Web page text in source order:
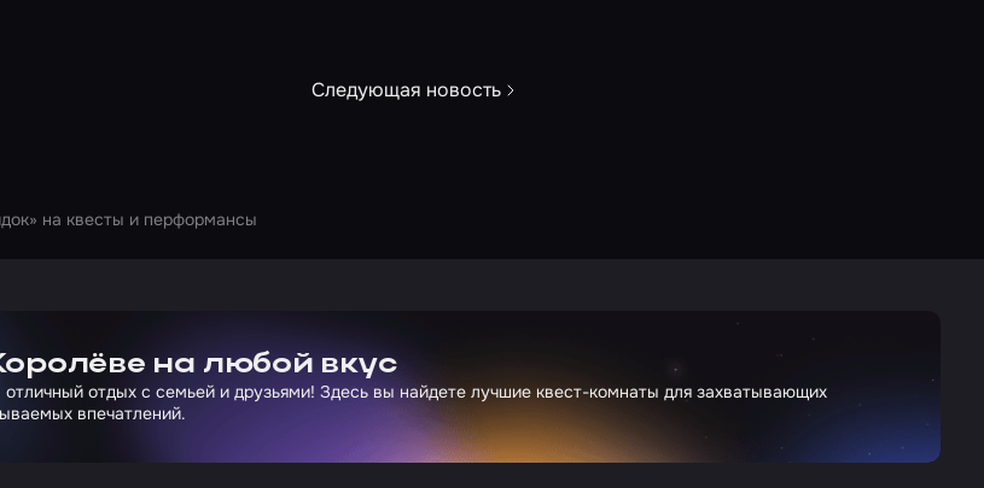
Следующая новость
на квесты и перформансы
на любой вкус
отдых с семьей и друзьями! Здесь вы найдете лучшие квест-комнаты для захватывающих
впечатлений.